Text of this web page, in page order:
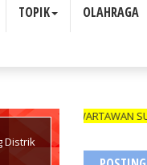
TOPIK OLAHRAGA
Distrik
WARTAWAN SUARA